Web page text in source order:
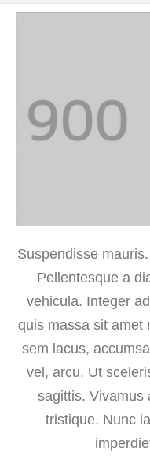
Suspendisse
Pellentesque a
vehicula. Integer
quis massa sit amet
sem lacus,
vel, arcu. Ut
sagittis. Vivamus
tristique. Nunc